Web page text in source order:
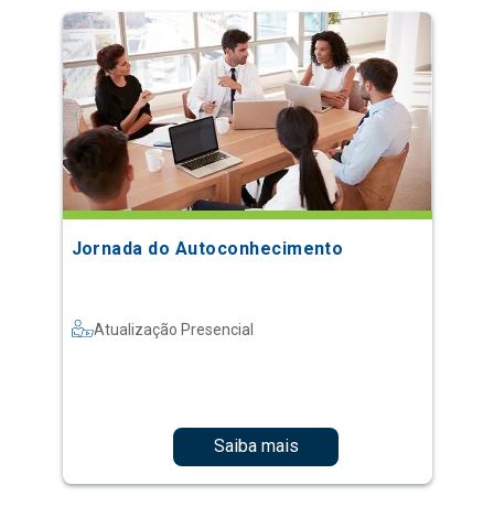
Jornada do Autoconhecimento
Atualização Presencial
Saiba mais